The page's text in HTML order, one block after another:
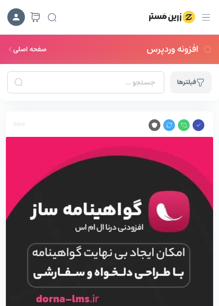
افزونه وردپرس صفحه اصلی
فیلترها